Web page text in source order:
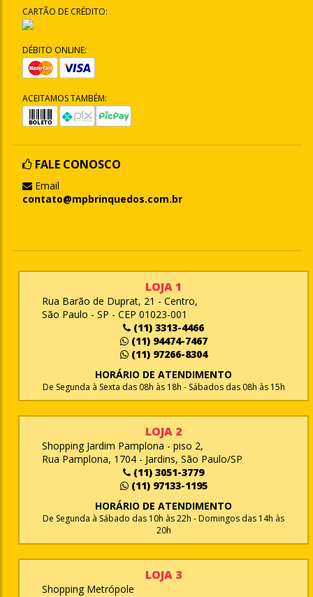
CARTÃO DE CRÉDITO:
DÉBITO ONLINE:
ACEITAMOS TAMBÉM:
FALE CONOSCO
Email
contato@mpbrinquedos.com.br
LOJA 1
Rua Barão de Duprat, 21 - Centro,
São Paulo - SP - CEP 01023-001
(11) 3313-4466
(11) 94474-7467
(11) 97266-8304
HORÁRIO DE ATENDIMENTO
De Segunda à Sexta das 08h às 18h - Sábados das 08h às 15h
LOJA 2
Shopping Jardim Pamplona - piso 2,
Rua Pamplona, 1704 - Jardins, São Paulo/SP
(11) 3051-3779
(11) 97133-1195
HORÁRIO DE ATENDIMENTO
De Segunda à Sábado das 10h às 22h - Domingos das 14h às
20h
LOJA 3
Shopping Metrópole